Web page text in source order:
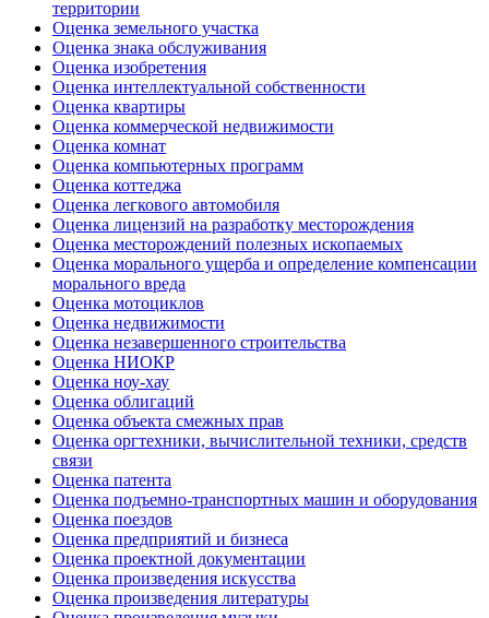
территории
Оценка земельного участка
Оценка знака обслуживания
Оценка изобретения
Оценка интеллектуальной собственности
Оценка квартиры
Оценка коммерческой недвижимости
Оценка комнат
Оценка компьютерных программ
Оценка коттеджа
Оценка легкового автомобиля
Оценка лицензий на разработку месторождения
Оценка месторождений полезных ископаемых
Оценка морального ущерба и определение компенсации
морального вреда
Оценка мотоциклов
Оценка недвижимости
Оценка незавершенного строительства
Оценка НИОКР
Оценка ноу-хау
Оценка облигаций
Оценка объекта смежных прав
Оценка оргтехники, вычислительной техники, средств
связи
Оценка патента
Оценка подъемно-транспортных машин и оборудования
Оценка поездов
Оценка предприятий и бизнеса
Оценка проектной документации
Оценка произведения искусства
Оценка произведения литературы